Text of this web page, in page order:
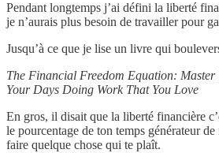
Pendant longtemps j’ai défini la liberté
je n’aurais plus besoin de travailler pour
Jusqu’à ce que je lise un livre qui
The Financial Freedom Equation: Master
Your Days Doing Work That You Love
En gros, il disait que la liberté financière
le pourcentage de ton temps générateur de
faire quelque chose qui te plaît.